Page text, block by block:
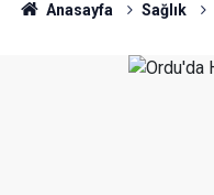
Anasayfa Sağlık